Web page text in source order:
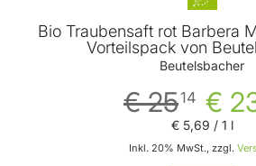
Bio Traubensaft rot Barbera
Vorteilspack von
Beutelsbacher
€
€ 2514
Inkl. 20% MwSt., zzgl.
€ 5,69 / 1 l